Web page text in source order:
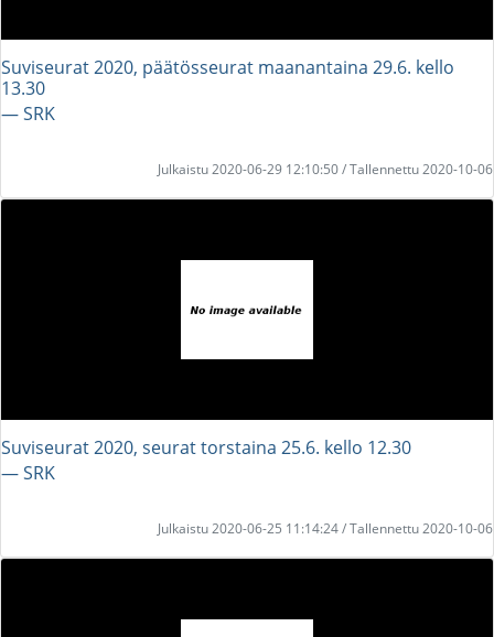
Suviseurat 2020, päätösseurat maanantaina 29.6. kello
13.30
― SRK
Julkaistu 2020-06-29 12:10:50 / Tallennettu 2020-10-06
Suviseurat 2020, seurat torstaina 25.6. kello 12.30
― SRK
Julkaistu 2020-06-25 11:14:24 / Tallennettu 2020-10-06